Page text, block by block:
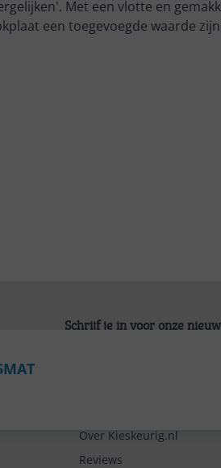
Met een vlotte en
een toegevoegde waarde
Schrijf je in voor onze
Over Kieskeurig.nl
Reviews